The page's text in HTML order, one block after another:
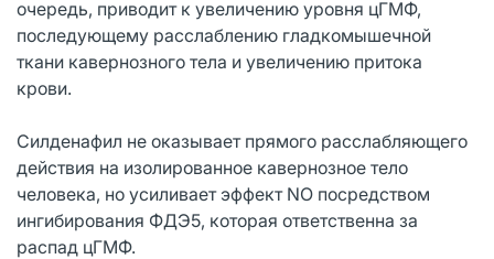
очередь, приводит к увеличению уровня цГМФ,
последующему расслаблению гладкомышечной
ткани кавернозного тела и увеличению притока
крови.
Силденафил не оказывает прямого расслабляющего
действия на изолированное кавернозное тело
человека, но усиливает эффект NO посредством
ингибирования ФДЭ5, которая ответственна за
распад цГМФ.